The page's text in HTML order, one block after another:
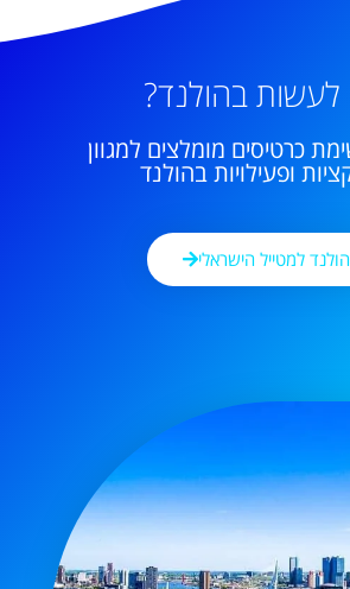
בהולנד?
כרטיסים מומלצים למגוון
ופעילויות בהולנד
הולנד למטייל הישראלי